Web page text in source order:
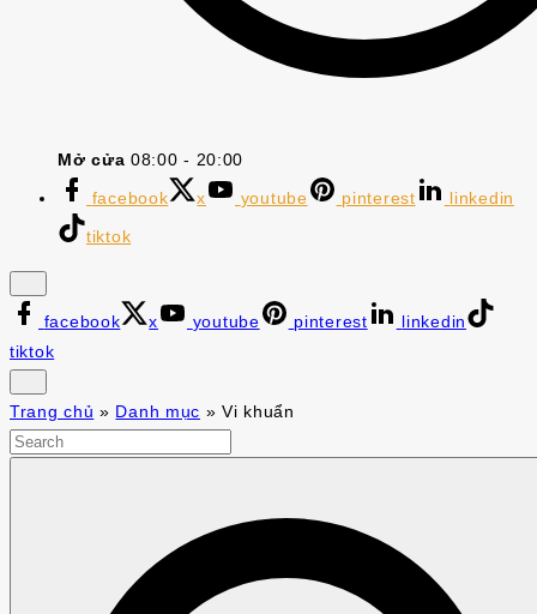
Mở cửa 08:00 - 20:00
facebook
x youtube pinterest
linkedin
tiktok
facebook x youtube pinterest
linkedin
tiktok
Trang chủ » Danh mục »Vi khuẩn